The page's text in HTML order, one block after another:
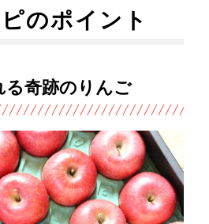
のポイント
る奇跡のりんご